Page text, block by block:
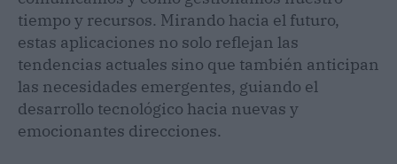
tiempo y recursos. Mirando hacia el futuro,
estas aplicaciones no solo reflejan las
tendencias actuales sino que también anticipan
las necesidades emergentes, guiando el
desarrollo tecnológico hacia nuevas y
emocionantes direcciones.